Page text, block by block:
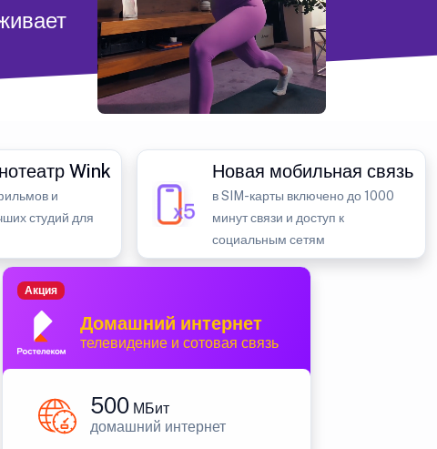
Wink
и
студий для
Новая мобильная связь
в SIM-карты включено до 1000
минут связи и доступ к
социальным сетям
Домашний интернет
телевидение и сотовая связь
Акция
500 МБит
домашний интернет